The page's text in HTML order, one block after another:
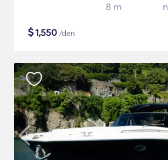
8 m
$1,550 /den